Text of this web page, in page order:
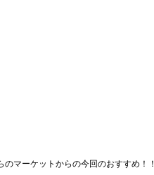
のマーケットからの今回のおすすめ！！